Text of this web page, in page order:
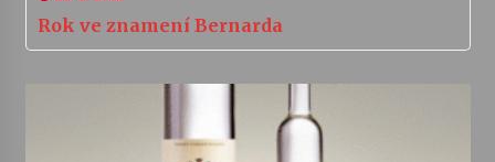
Rok ve znamení Bernarda